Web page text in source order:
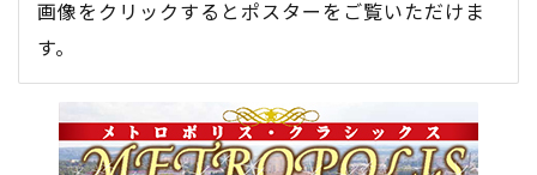
画像をクリックするとポスターをご覧いただけま
す。